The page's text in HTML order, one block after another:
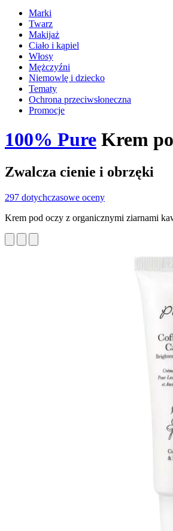
Marki
Twarz
Makijaż
Ciało i kąpiel
Włosy
Mężczyźni
Niemowlę i dziecko
Tematy
Ochrona przeciwsłoneczna
Promocje
100% Pure Krem
Zwalcza cienie i obrzęki
297 dotychczasowe oceny
Krem pod oczy z organicznymi ziarnami